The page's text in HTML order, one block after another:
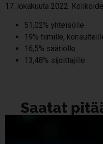
17. lokakuuta 2022.
51,02% yhteisölle
19% tiimille,
16,5% säätiölle
13,48% sijoittajille
Saatat